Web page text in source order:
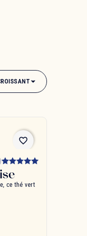
favorite_border
ce thé vert